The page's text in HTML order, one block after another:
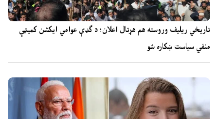
تاریخي ریلیف وروسته هم هړتال اعلان؛ د ګډې عوامي ایکشن کمیټې
منفي سیاست ښکاره شو